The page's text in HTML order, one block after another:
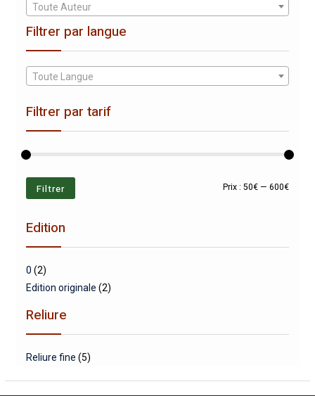
Toute Auteur
Filtrer par langue
Toute Langue
Filtrer par tarif
Prix
Prix
Filtrer Prix :50€ —600€
Edition
0 (2)
Edition originale (2)
Reliure
Reliure fine (5)